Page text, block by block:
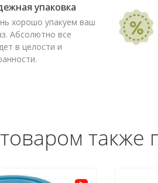
упаковка
хорошо упакуем ваш
Абсолютно все
в целости и
также